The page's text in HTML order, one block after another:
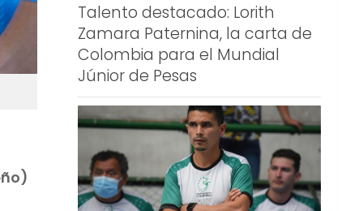
Talento destacado: Lorith
Zamara Paternina, la carta de
Colombia para el Mundial
Júnior de Pesas